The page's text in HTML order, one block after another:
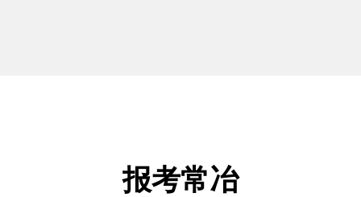
报考常冶